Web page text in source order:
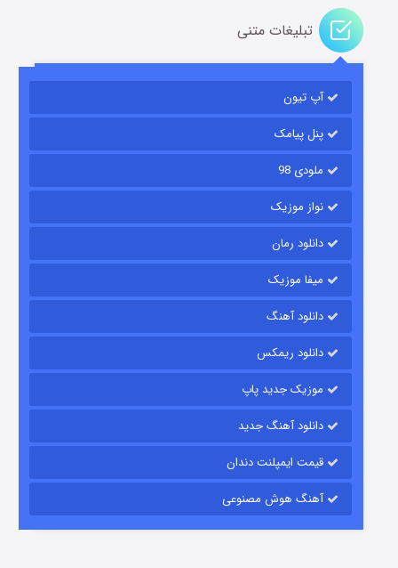
قسمت
تبلیغات متنی
آپ تیون
پنل پیامک
ملودی 98
نواز موزیک
دانلود رمان
میفا موزیک
دانلود آهنگ
دانلود ریمکس
موزیک جدید پاپ
دانلود آهنگ جدید
قیمت ایمپلنت دندان
آهنگ هوش مصنوعی